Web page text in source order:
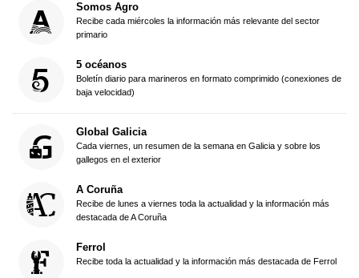
Somos Agro
Recibe cada miércoles la información más relevante del sector
primario
5 océanos
Boletín diario para marineros en formato comprimido (conexiones de
baja velocidad)
Global Galicia
Cada viernes, un resumen de la semana en Galicia y sobre los
gallegos en el exterior
A Coruña
Recibe de lunes a viernes toda la actualidad y la información más
destacada de A Coruña
Ferrol
Recibe toda la actualidad y la información más destacada de Ferrol